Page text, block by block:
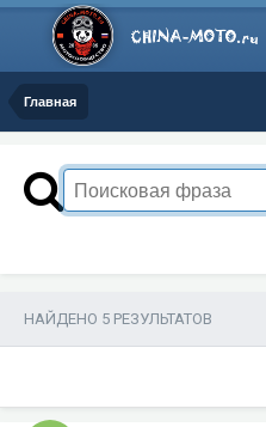
Главная
НАЙДЕНО 5 РЕЗУЛЬТАТОВ